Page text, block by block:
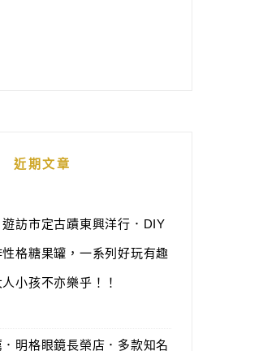
近期文章
訪市定古蹟東興洋行．DIY
格糖果罐，一系列好玩有趣
小孩不亦樂乎！！
明格眼鏡長榮店．多款知名